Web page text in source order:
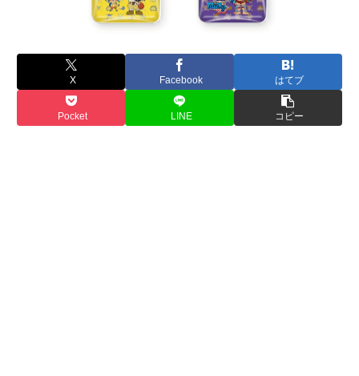
X Facebook はてブ
Pocket LINE コピー